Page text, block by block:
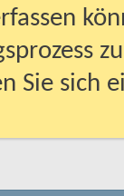
Sie sich